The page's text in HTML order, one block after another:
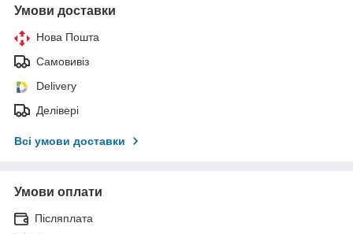
Умови доставки
Нова Пошта
Самовивіз
Delivery
Делівері
Всі умови доставки
Умови оплати
Післяплата